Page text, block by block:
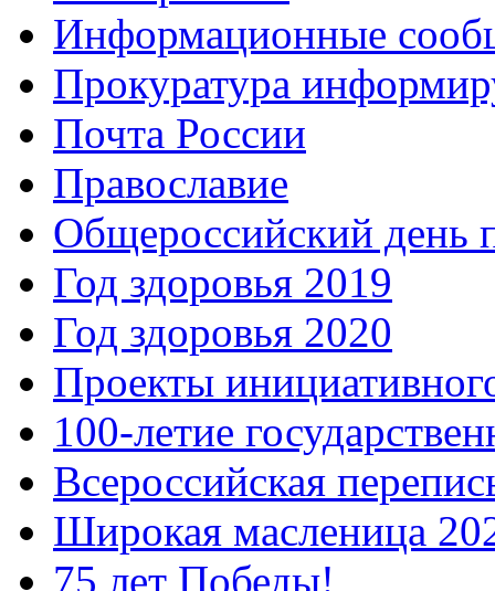
Информационные
Прокуратура
Почта России
Православие
Общероссийский день
Год здоровья 2019
Год здоровья 2020
Проекты
100-летие
Всероссийская
Широкая масленица
75 лет Победы!